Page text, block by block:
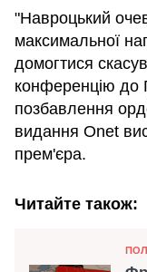
"Навроцький
максимальної
домогтися
конференцію до
позбавлення
видання Onet
прем'єра.
Читайте також: